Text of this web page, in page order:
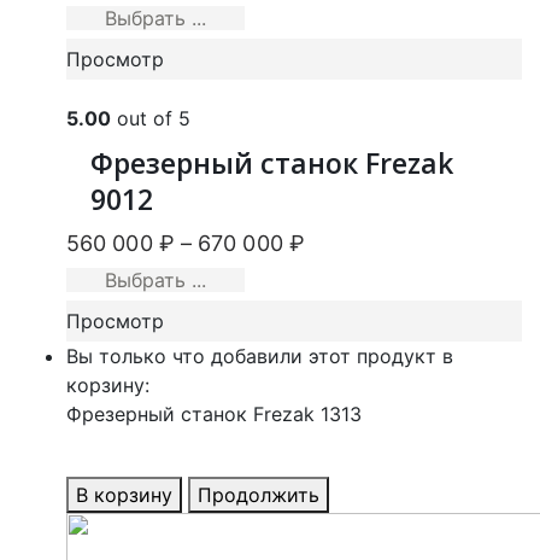
Выбрать ...
Просмотр
5.00 out of 5
Фрезерный станок Frezak
9012
560 000 ₽ – 670 000 ₽
Выбрать ...
Просмотр
Вы только что добавили этот продукт в
корзину:
Фрезерный станок Frezak 1313
В корзину Продолжить